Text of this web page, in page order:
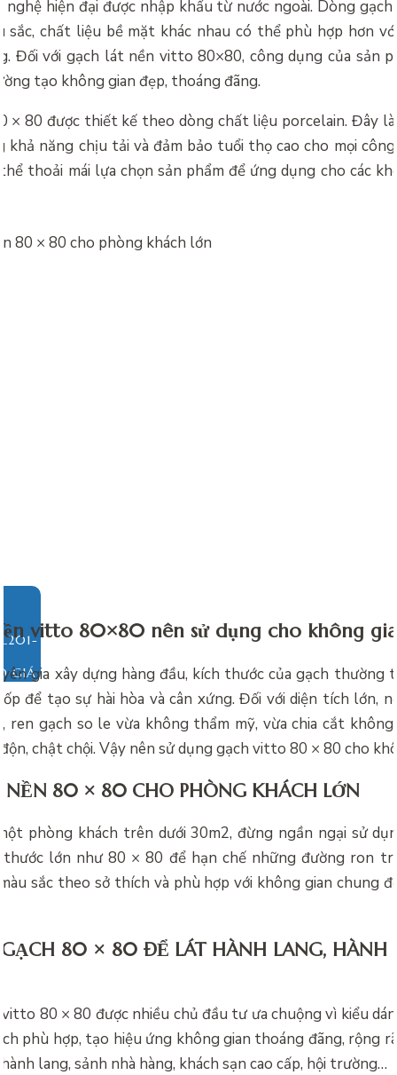
hiện đại được nhập khẩu từ nước ngoài. Dòng gạch
sắc, chất liệu bề mặt khác nhau có thể phù hợp hơn
Đối với gạch lát nền vitto 80×80, công dụng của sản
tạo không gian đẹp, thoáng đãng.
× 80 được thiết kế theo dòng chất liệu porcelain. Đây
khả năng chịu tải và đảm bảo tuổi thọ cao cho mọi
thoải mái lựa chọn sản phẩm để ứng dụng cho các
GIÁ
vitto 80×80 nên sử dụng cho không
gia xây dựng hàng đầu, kích thước của gạch thường
để tạo sự hài hòa và cân xứng. Đối với diện tích lớn,
ren gạch so le vừa không thẩm mỹ, vừa chia cắt
chật chội. Vậy nên sử dụng gạch vitto 80 × 80 cho
NỀN 80 × 80 CHO PHÒNG KHÁCH LỚN
phòng khách trên dưới 30m2, đừng ngần ngại sử
lớn như 80 × 80 để hạn chế những đường ron
sắc theo sở thích và phù hợp với không gian chung
80 × 80 ĐỂ LÁT HÀNH LANG, HÀNH
vitto 80 × 80 được nhiều chủ đầu tư ưa chuộng vì kiểu
phù hợp, tạo hiệu ứng không gian thoáng đãng, rộng
lang, sảnh nhà hàng, khách sạn cao cấp, hội trường…